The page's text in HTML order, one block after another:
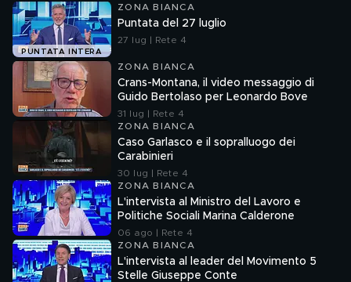
PUNTATA INTERA
ZONA BIANCA
Puntata del 27 luglio
27 lug | Rete 4
ZONA BIANCA
Crans-Montana, il video messaggio di
Guido Bertolaso per Leonardo Bove
31 lug | Rete 4
ZONA BIANCA
Caso Garlasco e il sopralluogo dei
Carabinieri
30 lug | Rete 4
ZONA BIANCA
L'intervista al Ministro del Lavoro e
Politiche Sociali Marina Calderone
06 ago | Rete 4
ZONA BIANCA
L'intervista al leader del Movimento 5
Stelle Giuseppe Conte